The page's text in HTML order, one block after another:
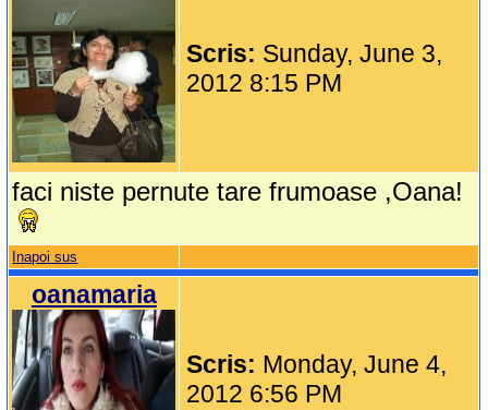
Scris: Sunday, June 3,
2012 8:15 PM
faci niste pernute tare frumoase ,Oana!
Inapoi sus
oanamaria
Scris: Monday, June 4,
2012 6:56 PM